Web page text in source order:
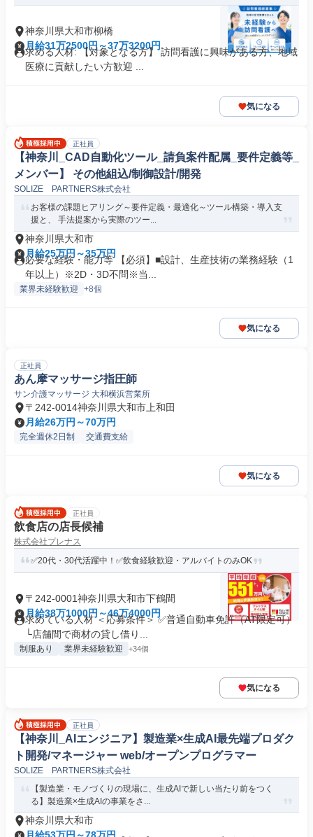
神奈川県大和市柳橋
月給31万2500円～37万3200円
求める人材: 【対象となる方】 訪問看護に興味がある方、地域
医療に貢献したい方歓迎 ...
気になる
正社員
【神奈川_CAD自動化ツール_請負案件配属_要件定義等_
メンバー】 その他組込/制御設計/開発
SOLIZE PARTNERS株式会社
お客様の課題ヒアリング～要件定義・最適化～ツール構築・導入支
援と、 手法提案から実際のツー...
神奈川県大和市
月給25万円～35万円
必要な経験・能力等 【必須】■設計、生産技術の業務経験（1
年以上）※2D・3D不問※当...
業界未経験歓迎 +8個
気になる
正社員
あん摩マッサージ指圧師
サン介護マッサージ 大和横浜営業所
〒242-0014神奈川県大和市上和田
月給26万円～70万円
完全週休2日制 交通費支給
気になる
正社員
飲食店の店長候補
株式会社プレナス
✅20代・30代活躍中！✅飲食経験歓迎・アルバイトのみOK
〒242-0001神奈川県大和市下鶴間
月給38万1000円～46万4000円
求めている人材 ＜応募条件＞ ✅普通自動車免許（AT限定可）
└店舗間で商材の貸し借り...
制服あり 業界未経験歓迎 +34個
気になる
正社員
【神奈川_AIエンジニア】製造業×生成AI最先端プロダク
ト開発/マネージャー web/オープンプログラマー
SOLIZE PARTNERS株式会社
【製造業・モノづくりの現場に、生成AIで新しい当たり前をつく
る】製造業×生成AIの事業をさ...
神奈川県大和市